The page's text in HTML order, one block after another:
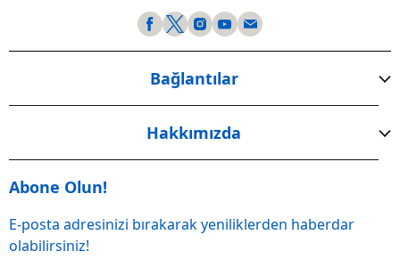
Bağlantılar
Hakkımızda
Abone Olun!
E-posta adresinizi bırakarak yeniliklerden haberdar
olabilirsiniz!